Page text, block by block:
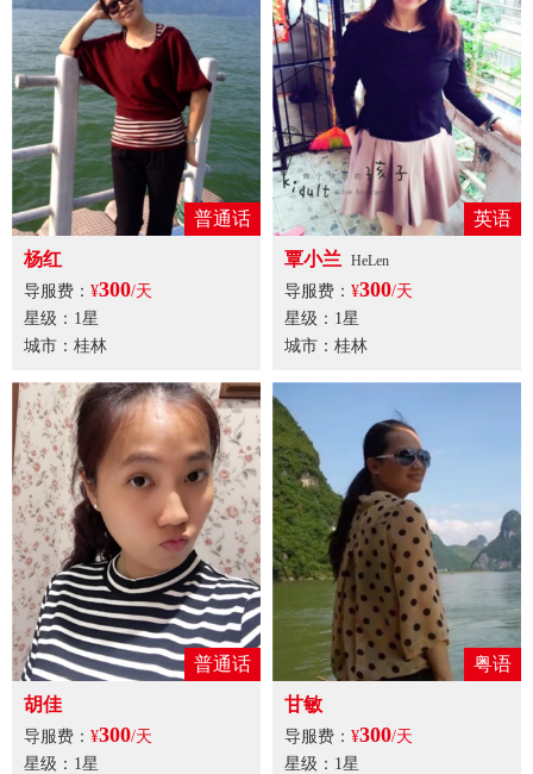
普通话
杨红
导服费： ¥300/天
星级：1星
城市：桂林
英语
覃小兰
HeLen
导服费： ¥300/天
星级：1星
城市：桂林
普通话
胡佳
导服费： ¥300/天
星级：1星
粤语
甘敏
导服费： ¥300/天
星级：1星